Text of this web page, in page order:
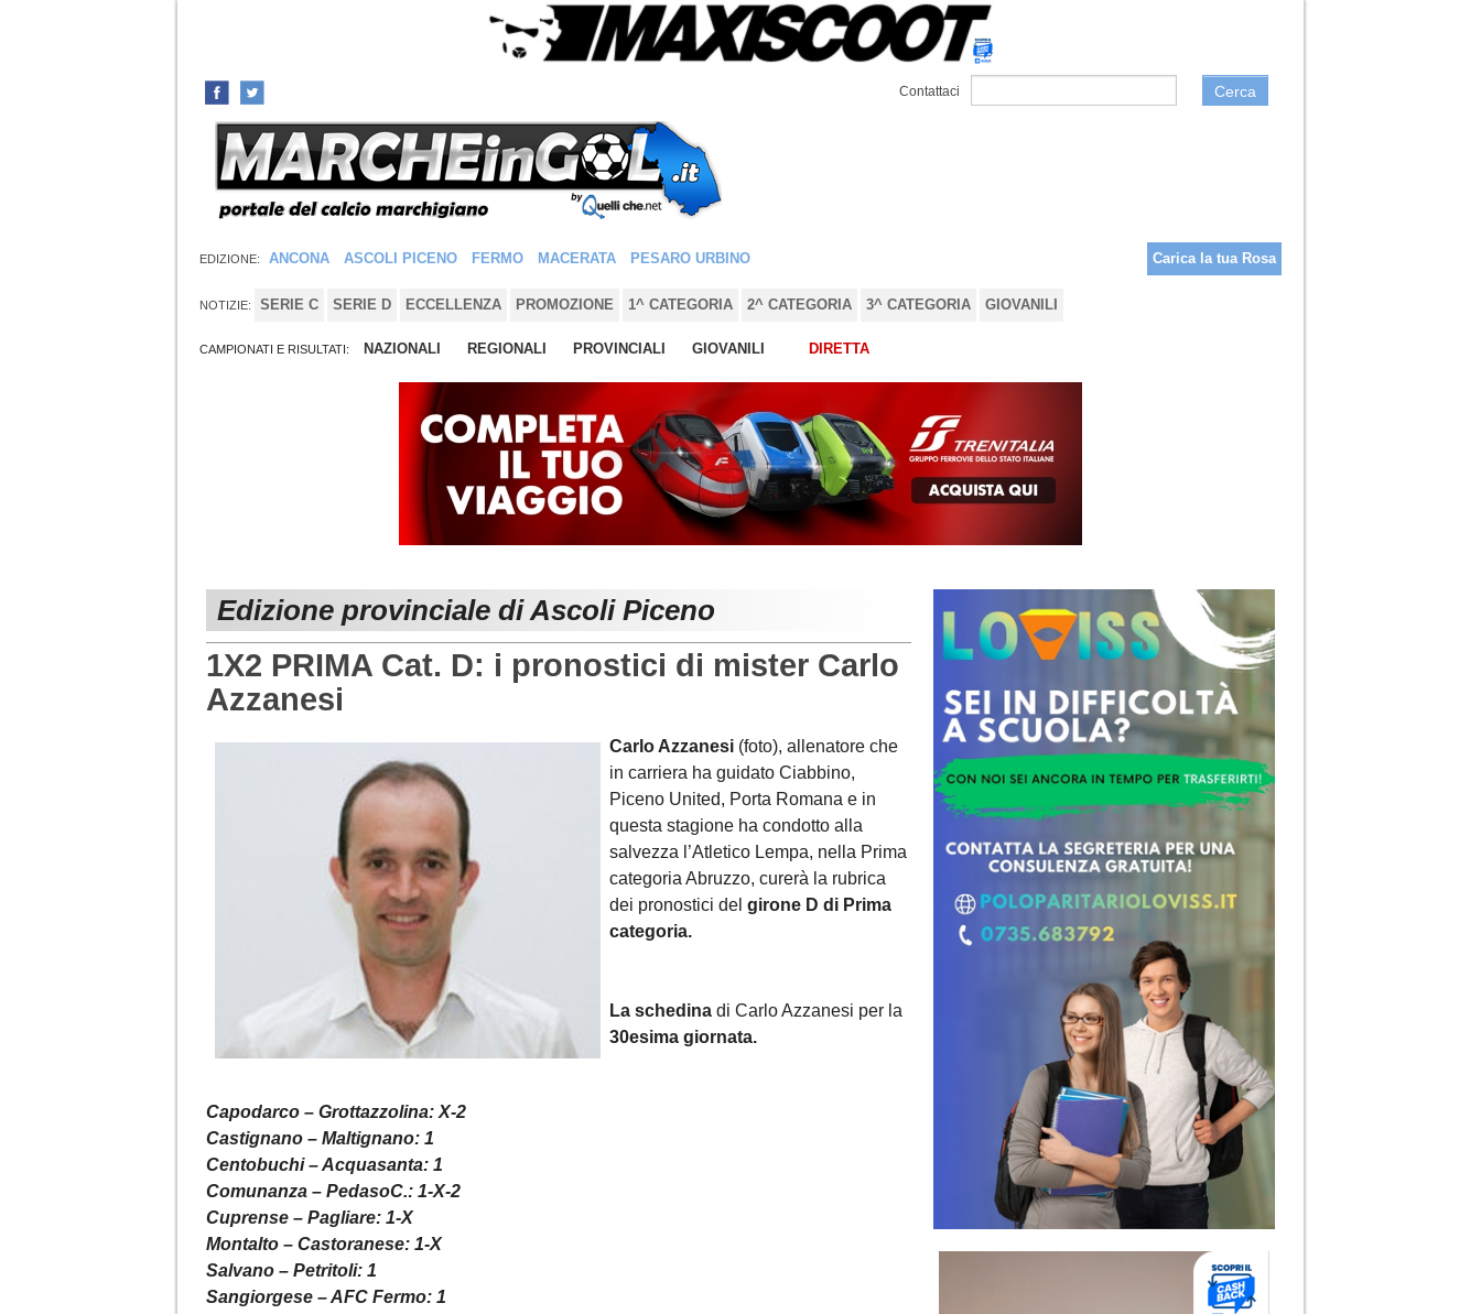
Contattaci Cerca
EDIZIONE: ANCONA ASCOLI PICENO FERMO MACERATA PESARO URBINO Carica la tua Rosa
NOTIZIE: SERIE C SERIE D ECCELLENZA PROMOZIONE 1^ CATEGORIA 2^ CATEGORIA 3^ CATEGORIA GIOVANILI
CAMPIONATI E RISULTATI: NAZIONALI REGIONALI PROVINCIALI GIOVANILI DIRETTA
Edizione provinciale di Ascoli Piceno
1X2 PRIMA Cat. D: i pronostici di mister Carlo
Azzanesi
Carlo Azzanesi (foto), allenatore che
in carriera ha guidato Ciabbino,
Piceno United, Porta Romana e in
questa stagione ha condotto alla
salvezza l’Atletico Lempa, nella Prima
categoria Abruzzo, curerà la rubrica
dei pronostici del girone D di Prima
categoria.
La schedina di Carlo Azzanesi per la
30esima giornata.
Capodarco – Grottazzolina: X-2
Castignano – Maltignano: 1
Centobuchi – Acquasanta: 1
Comunanza – PedasoC.: 1-X-2
Cuprense – Pagliare: 1-X
Montalto – Castoranese: 1-X
Salvano – Petritoli: 1
Sangiorgese – AFC Fermo: 1